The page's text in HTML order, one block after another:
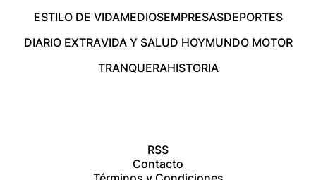
ESTILO DE VIDAMEDIOSEMPRESASDEPORTES
DIARIO EXTRAVIDA Y SALUD HOYMUNDO MOTOR
TRANQUERAHISTORIA
RSS
Contacto